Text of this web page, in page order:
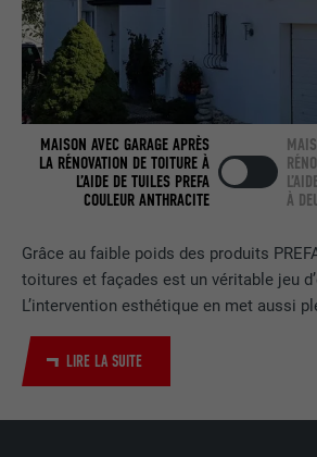
Grâce au faible poids des produits
toitures et façades est un véritable jeu
L’intervention esthétique en met aussi
LIRE LA SUITE
MAISON AVEC GARAGE APRÈS
LA RÉNOVATION DE TOITURE À
L’AIDE DE TUILES PREFA
COULEUR ANTHRACITE
À
UTILITÉ
Utilisé par le service
LinkedIn pour suivre
services intégrés.
NOM bscookie
FOURNISSEUR LinkedIn
EXPIRATION 2 ans
Utilisé par le service
NOM UserMatchHistory